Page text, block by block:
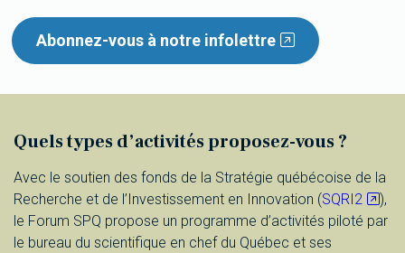
Abonnez-vous à notre infolettre
Quels types d’activités proposez-vous ?
Avec le soutien des fonds de la Stratégie québécoise de la
Recherche et de l’Investissement en Innovation (SQRI2
),
le Forum SPQ propose un programme d’activités piloté par
le bureau du scientifique en chef du Québec et ses